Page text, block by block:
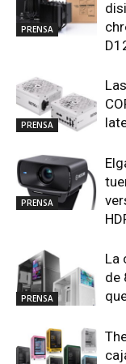
PRENSA
PRENSA
PRENSA
PRENSA
La
de